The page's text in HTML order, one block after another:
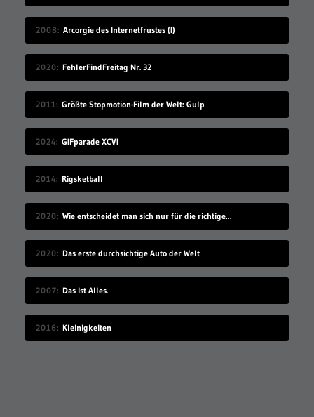
2008 Arcorgie des Internetfrustes (I)
2020 FehlerFindFreitag Nr. 32
2011 Größte Stopmotion-Film der Welt: Gulp
2024 GIFparade XCVI
2014 Rigsketball
2020 Wie entscheidet man sich nur für die richtige Idee?
2020 Das erste durchsichtige Auto der Welt
2007 Das ist Alles.
2016 Kleinigkeiten